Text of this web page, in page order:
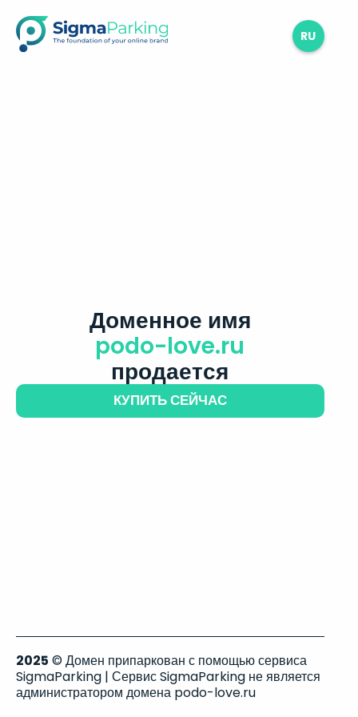
RU
Доменное имя
podo-love.ru
продается
КУПИТЬ СЕЙЧАС
2025 © Домен припаркован с помощью сервиса
SigmaParking | Сервис SigmaParking не является
администратором домена podo-love.ru